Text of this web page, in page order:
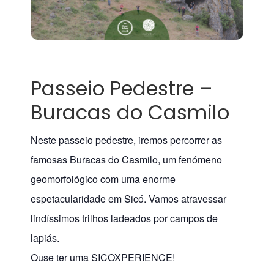
Passeio Pedestre –
Buracas do Casmilo
Neste passeio pedestre, iremos percorrer as
famosas Buracas do Casmilo, um fenómeno
geomorfológico com uma enorme
espetacularidade em Sicó. Vamos atravessar
lindíssimos trilhos ladeados por campos de
lapiás.
Ouse ter uma SICOXPERIENCE!